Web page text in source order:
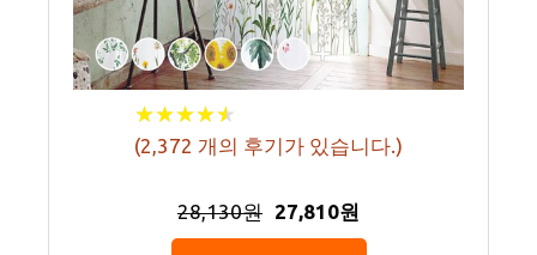
★★★★★
★★★★★
(2,372 개의 후기가 있습니다.)
28,130원 27,810원